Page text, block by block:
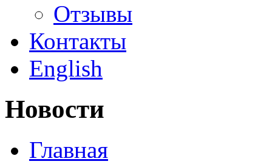
Отзывы
Контакты
English
Новости
Главная